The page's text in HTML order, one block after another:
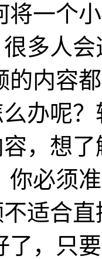
将一个
多人
的内容
办呢
，想
你必须
适合
了，只